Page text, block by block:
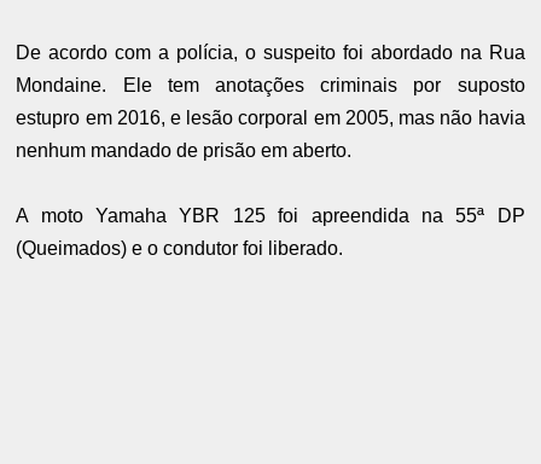
De acordo com a polícia, o suspeito foi abordado na Rua
Mondaine. Ele tem anotações criminais por suposto
estupro em 2016, e lesão corporal em 2005, mas não havia
nenhum mandado de prisão em aberto.
A moto Yamaha YBR 125 foi apreendida na 55ª DP
(Queimados) e o condutor foi liberado.